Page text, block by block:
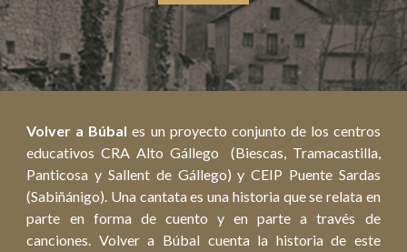
Volver a Búbales un proyecto conjunto de los centros
educativos CRA Alto Gállego (Biescas, Tramacastilla,
Panticosa y Sallent de Gállego) y CEIP Puente Sardas
(Sabiñánigo). Una cantata es una historia que se relata en
parte en forma de cuento y en parte a través de
canciones. Volver a Búbal cuenta la historia de este